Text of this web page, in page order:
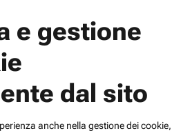
e gestione
dal sito
anche nella gestione dei cookie,